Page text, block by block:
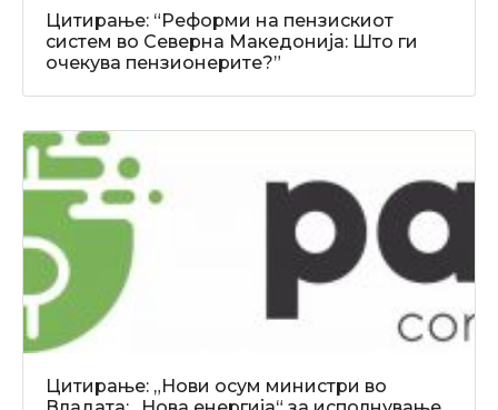
Цитирање: “Реформи на пензискиот
систем во Северна Македонија: Што ги
очекува пензионерите?”
Цитирање: „Нови осум министри во